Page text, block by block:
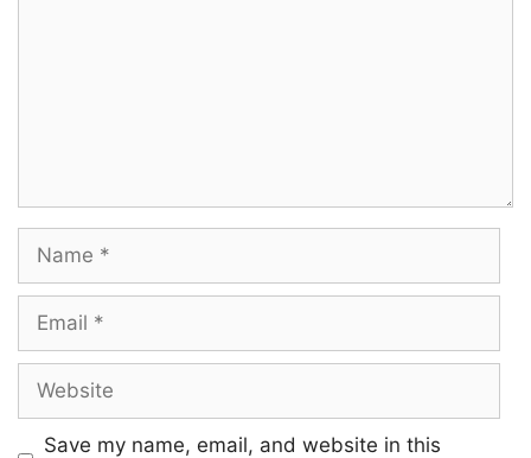
Name
Email
Website
Save my name, email, and website in this